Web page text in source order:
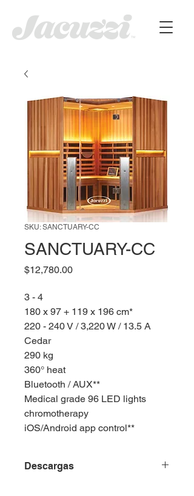
SKU: SANCTUARY-CC
SANCTUARY-CC
$12,780.00Price
3 - 4
180 x 97 + 119 x 196 cm*
220 - 240 V / 3,220 W / 13.5 A
Cedar
290 kg
360° heat
Bluetooth / AUX**
Medical grade 96 LED lights
chromotherapy
iOS/Android app control**
Descargas